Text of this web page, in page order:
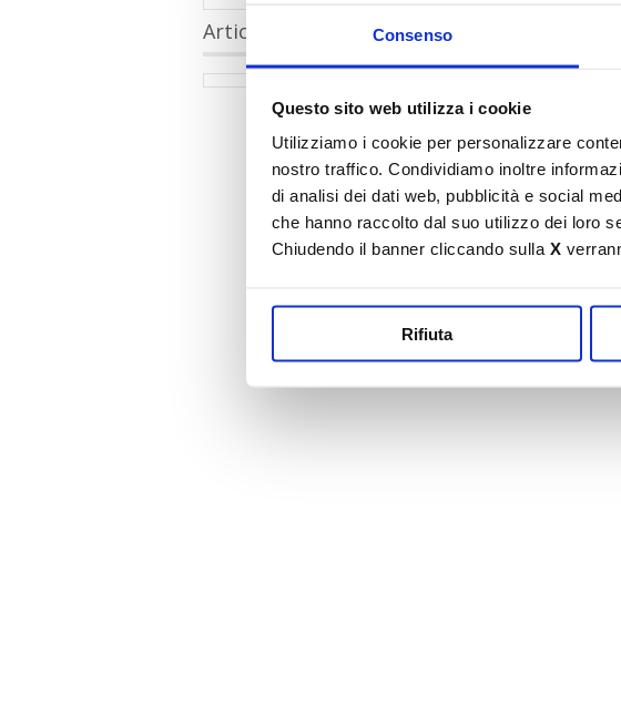
Consenso
Questo sito web utilizza i cookie
Utilizziamo i cookie per personalizzare
nostro traffico. Condividiamo inoltre
di analisi dei dati web, pubblicità e social
che hanno raccolto dal suo utilizzo dei loro
Chiudendo il banner cliccando sulla X
Rifiuta
Articoli collegati